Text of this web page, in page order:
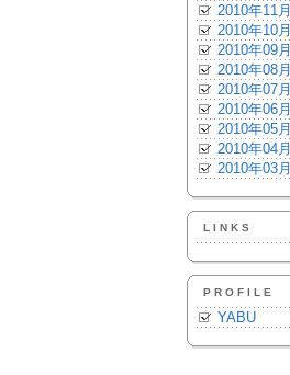
2010年11月
2010年10月
2010年09月
2010年08月
2010年07月
2010年06月
2010年05月
2010年04月
2010年03月
LINKS
PROFILE
YABU